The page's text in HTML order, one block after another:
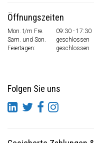
Öffnungszeiten
Mon. t/m Fre.
09:30 - 17:30
Sam. und Son.
geschlossen
Feiertagen:
geschlossen
Folgen Sie uns